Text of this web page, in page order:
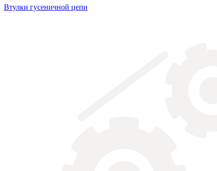
Втулки гусеничной цепи